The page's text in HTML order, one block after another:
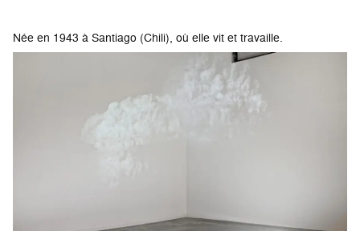
Née en 1943 à Santiago (Chili), où elle vit et travaille.